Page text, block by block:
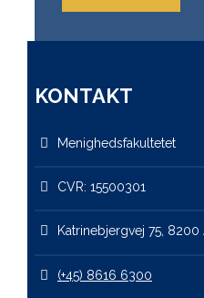
KONTAKT
Menighedsfakultetet
CVR: 15500301
Katrinebjergvej 75, 8200
(+45) 8616 6300